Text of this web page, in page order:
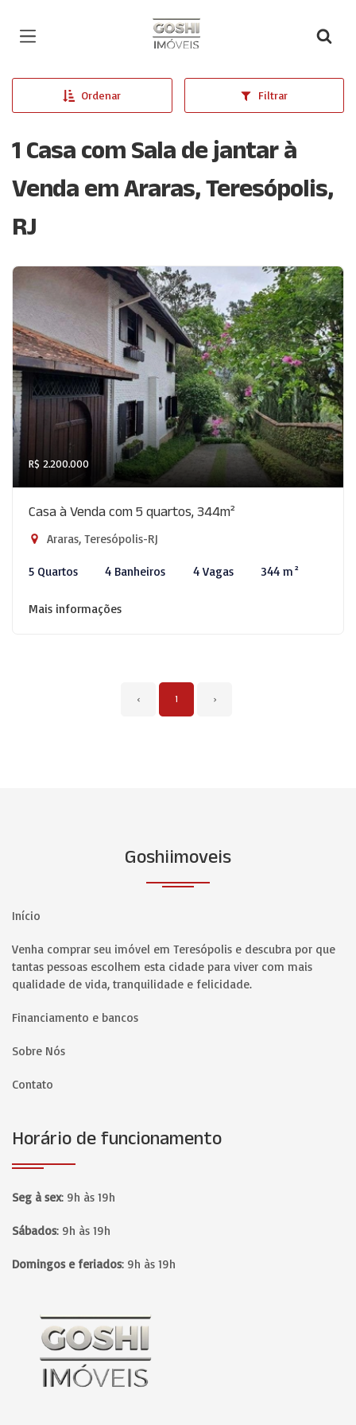
Página inicial
Ordenar Filtrar
1 Casa com Sala de jantar à
Venda em Araras, Teresópolis,
RJ
R$ 2.200.000
Casa à Venda com 5 quartos, 344m²
Araras, Teresópolis-RJ
5 Quartos 4 Banheiros 4 Vagas 344 m²
Mais informações
‹ 1 ›
Goshiimoveis
Início
Venha comprar seu imóvel em Teresópolis e descubra por que
tantas pessoas escolhem esta cidade para viver com mais
qualidade de vida, tranquilidade e felicidade.
Financiamento e bancos
Sobre Nós
Contato
Horário de funcionamento
Seg à sex: 9h às 19h
Sábados: 9h às 19h
Domingos e feriados: 9h às 19h
Página inicial